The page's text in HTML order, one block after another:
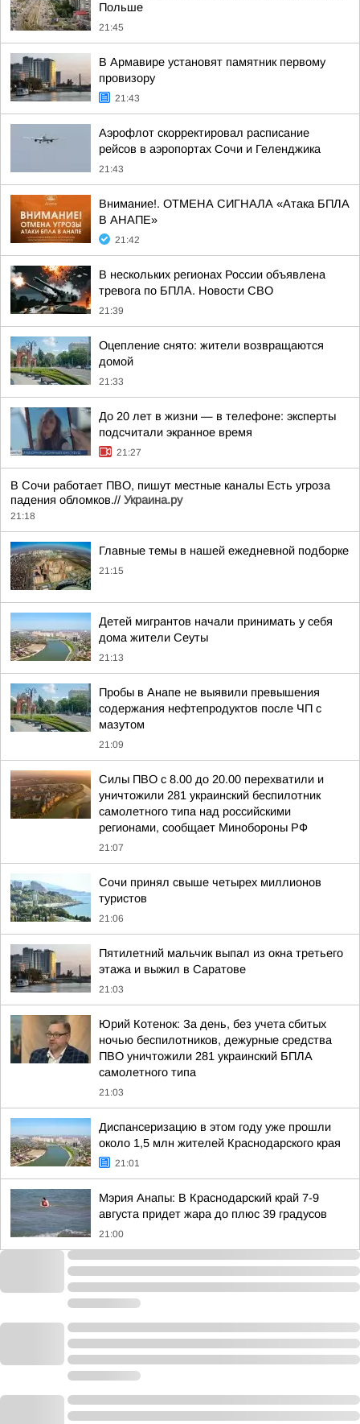
Польше
21:45
В Армавире установят памятник первому
провизору
21:43
Аэрофлот скорректировал расписание
рейсов в аэропортах Сочи и Геленджика
21:43
Внимание!. ОТМЕНА СИГНАЛА «Атака БПЛА
В АНАПЕ»
21:42
В нескольких регионах России объявлена
тревога по БПЛА. Новости СВО
21:39
Оцепление снято: жители возвращаются
домой
21:33
До 20 лет в жизни — в телефоне: эксперты
подсчитали экранное время
21:27
В Сочи работает ПВО, пишут местные каналы Есть угроза
падения обломков.// Украина.ру
21:18
Главные темы в нашей ежедневной подборке
21:15
Детей мигрантов начали принимать у себя
дома жители Сеуты
21:13
Пробы в Анапе не выявили превышения
содержания нефтепродуктов после ЧП с
мазутом
21:09
Силы ПВО с 8.00 до 20.00 перехватили и
уничтожили 281 украинский беспилотник
самолетного типа над российскими
регионами, сообщает Минобороны РФ
21:07
Сочи принял свыше четырех миллионов
туристов
21:06
Пятилетний мальчик выпал из окна третьего
этажа и выжил в Саратове
21:03
Юрий Котенок: За день, без учета сбитых
ночью беспилотников, дежурные средства
ПВО уничтожили 281 украинский БПЛА
самолетного типа
21:03
Диспансеризацию в этом году уже прошли
около 1,5 млн жителей Краснодарского края
21:01
Мэрия Анапы: В Краснодарский край 7-9
августа придет жара до плюс 39 градусов
21:00